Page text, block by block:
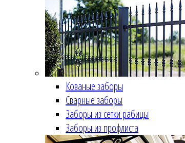
Кованые заборы
Сварные заборы
Заборы из сетки рабицы
Заборы из профлиста